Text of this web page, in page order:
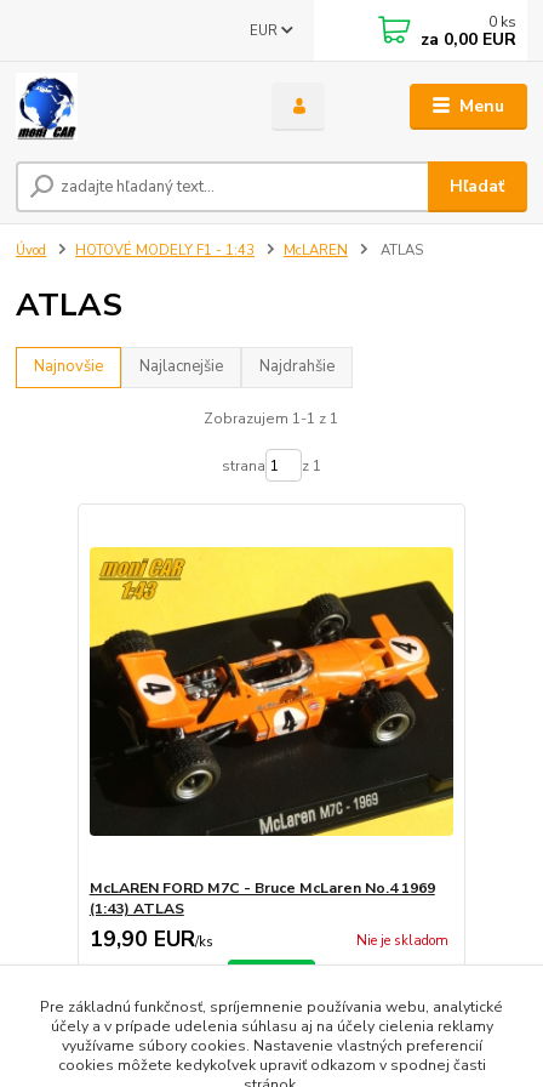
Menu
EUR
Hľadať
0 ks
za 0,00 EUR
Úvod HOTOVÉ MODELY F1 - 1:43 McLAREN ATLAS
ATLAS
Najnovšie Najlacnejšie Najdrahšie
Zobrazujem 1-1 z 1
strana z 1
McLAREN FORD M7C - Bruce McLaren No.4 1969
(1:43) ATLAS
19,90 EUR/ks Nie je skladom
strana z 1
Pre základnú funkčnosť, spríjemnenie používania webu, analytické
účely a v prípade udelenia súhlasu aj na účely cielenia reklamy
využívame súbory cookies. Nastavenie vlastných preferencií
cookies môžete kedykoľvek upraviť odkazom v spodnej časti